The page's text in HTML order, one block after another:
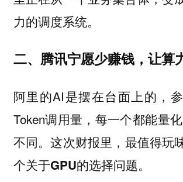
力的调度系统。
二、腾讯宁愿少赚钱，让算
阿里的AI是摆在台面上的，参
Token调用量，每一个都能量
不同。这次财报里，最值得玩
个关于GPU的选择问题。